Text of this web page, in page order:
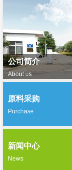
公司简介
About us
原料采购
Purchase
新闻中心
News